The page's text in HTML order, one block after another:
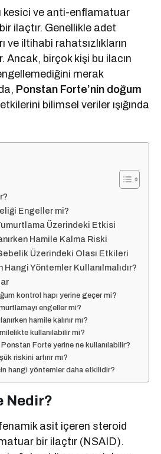
kesici ve anti-enflamatuar
ilaçtır. Genellikle adet
ve iltihabi rahatsızlıkların
Ancak, birçok kişi bu ilacın
merak
Ponstan Forte’nin doğum
bilimsel veriler ışığında
Engeller mi?
Üzerindeki Etkisi
Hamile Kalma Riski
Üzerindeki Olası Etkileri
Yöntemler Kullanılmalıdır?
kontrol hapı yerine geçer mi?
engeller mi?
hamile kalınır mı?
kullanılabilir mi?
Ponstan Forte yerine ne kullanılabilir?
riskini artırır mı?
hangi yöntemler daha etkilidir?
Nedir?
asit içeren steroid
bir ilaçtır (NSAID).